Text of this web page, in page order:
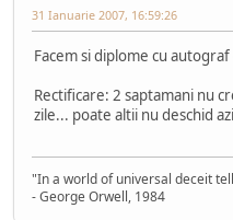
31 Ianuarie 2007, 16:59:26
Facem si diplome cu
Rectificare: 2 saptamani nu
zile... poate altii nu deschid
"In a world of universal deceit
- George Orwell, 1984